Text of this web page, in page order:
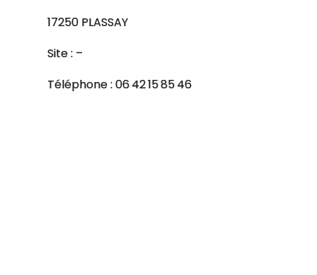
17250 PLASSAY
Site : –
Téléphone : 06 42 15 85 46